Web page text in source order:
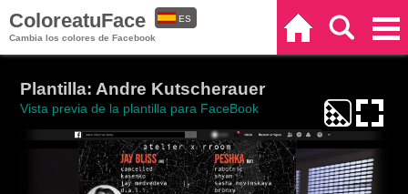
ColoreatuFace
Cambia los colores de Facebook
ES
Plantilla: Andre Kutscherauer
Vista previa de la plantilla para FaceBook